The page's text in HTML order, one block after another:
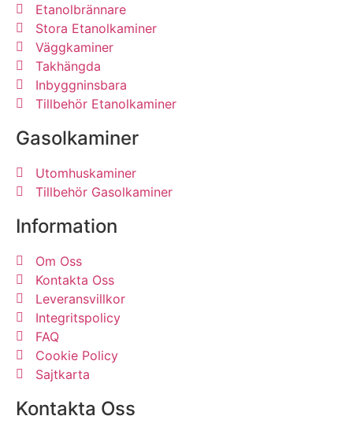
Etanolbrännare
Stora Etanolkaminer
Väggkaminer
Takhängda
Inbyggninsbara
Tillbehör Etanolkaminer
Gasolkaminer
Utomhuskaminer
Tillbehör Gasolkaminer
Information
Om Oss
Kontakta Oss
Leveransvillkor
Integritspolicy
FAQ
Cookie Policy
Sajtkarta
Kontakta Oss